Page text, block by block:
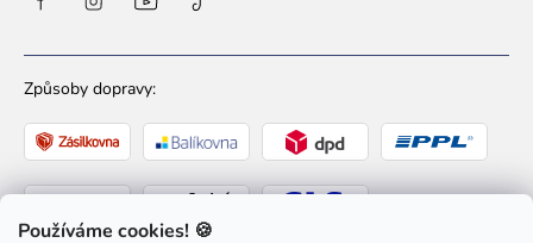
Používáme cookies! 🍪
Způsoby dopravy: